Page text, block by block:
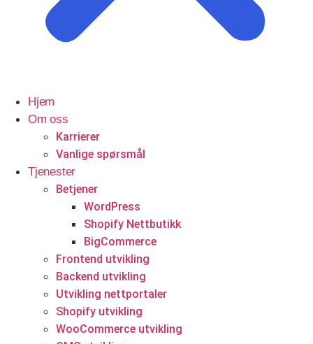
Hjem
Om oss
Karrierer
Vanlige spørsmål
Tjenester
Betjener
WordPress
Shopify Nettbutikk
BigCommerce
Frontend utvikling
Backend utvikling
Utvikling nettportaler
Shopify utvikling
WooCommerce utvikling
Advokater
Eiendomstjenester
Eiendomsmeglere